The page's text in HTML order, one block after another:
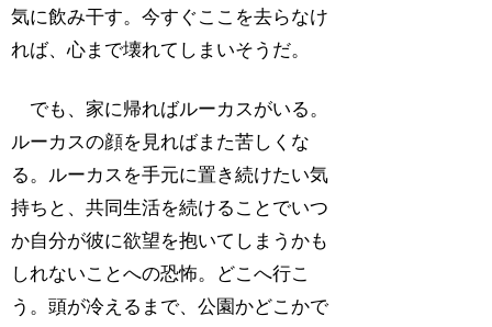
気に飲み干す。今すぐここを去らなけ
れば、心まで壊れてしまいそうだ。
でも、家に帰ればルーカスがいる。
ルーカスの顔を見ればまた苦しくな
る。ルーカスを手元に置き続けたい気
持ちと、共同生活を続けることでいつ
か自分が彼に欲望を抱いてしまうかも
しれないことへの恐怖。どこへ行こ
う。頭が冷えるまで、公園かどこかで